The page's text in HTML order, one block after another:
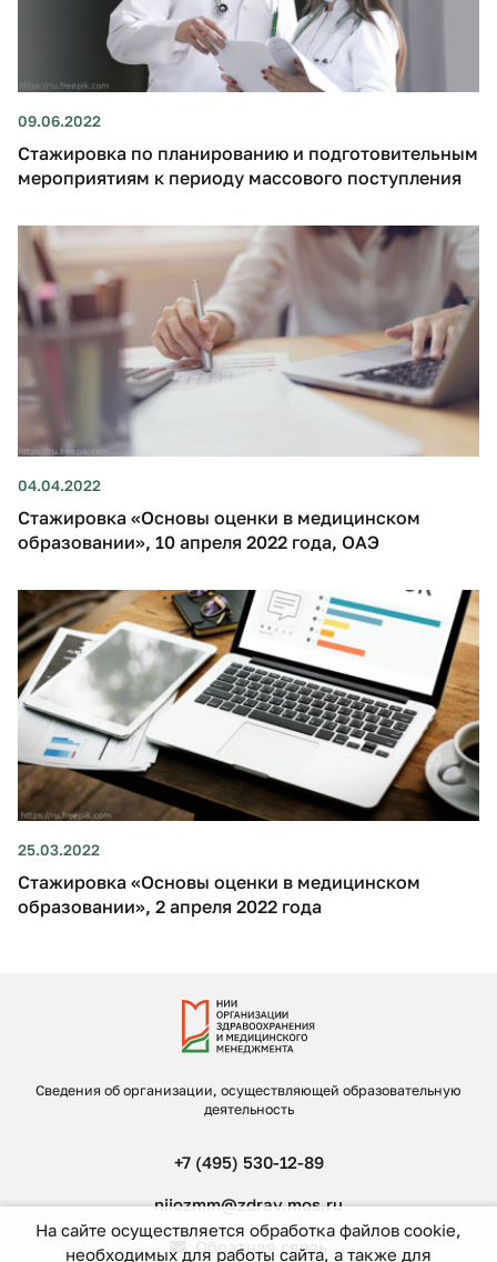
09.06.2022
Стажировка по планированию и подготовительным
мероприятиям к периоду массового поступления
04.04.2022
Стажировка «Основы оценки в медицинском
образовании», 10 апреля 2022 года, ОАЭ
25.03.2022
Стажировка «Основы оценки в медицинском
образовании», 2 апреля 2022 года
Сведения об организации, осуществляющей образовательную
деятельность
+7 (495) 530-12-89
niiozmm@zdrav.mos.ru
Обратная связь
На сайте осуществляется обработка файлов cookie,
необходимых для работы сайта, а также для